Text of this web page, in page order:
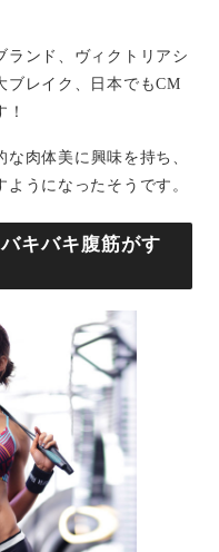
ランド、ヴィクトリアシ
ブレイク、日本でもCM
な肉体美に興味を持ち、
うになったそうです。
キバキ腹筋がす